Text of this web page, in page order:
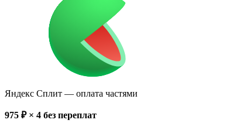
Яндекс Сплит — оплата частями
975 ₽ × 4 без переплат